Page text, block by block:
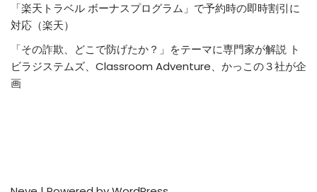
「楽天トラベル ボーナスプログラム」で予約時の即時割引に
対応（楽天）
「その詐欺、どこで防げたか？」をテーマに専門家が解説 ト
ビラジステムズ、Classroom Adventure、かっこの３社が企
画